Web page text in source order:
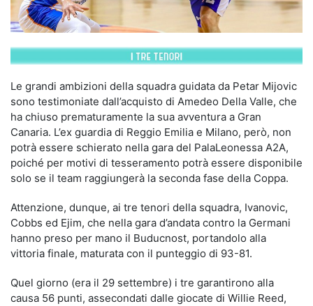
Le grandi ambizioni della squadra guidata da Petar Mijovic
sono testimoniate dall’acquisto di Amedeo Della Valle, che
ha chiuso prematuramente la sua avventura a Gran
Canaria. L’ex guardia di Reggio Emilia e Milano, però, non
potrà essere schierato nella gara del PalaLeonessa A2A,
poiché per motivi di tesseramento potrà essere disponibile
solo se il team raggiungerà la seconda fase della Coppa.
Attenzione, dunque, ai tre tenori della squadra, Ivanovic,
Cobbs ed Ejim, che nella gara d’andata contro la Germani
hanno preso per mano il Buducnost, portandolo alla
vittoria finale, maturata con il punteggio di 93-81.
Quel giorno (era il 29 settembre) i tre garantirono alla
causa 56 punti, assecondati dalle giocate di Willie Reed,